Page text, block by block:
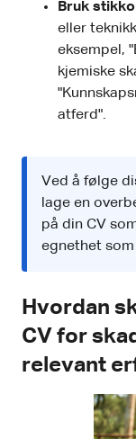
Bruk
eller
eksempel,
kjemiske
atferd".
Ved å følge
lage en
på din CV
egnethet
Hvordan
CV for
relevant